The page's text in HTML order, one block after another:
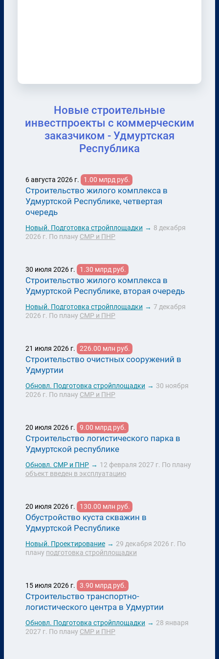
Новые строительные
инвестпроекты с коммерческим
заказчиком - Удмуртская
Республика
6 августа 2026 г. 1.00 млрд руб.
Строительство жилого комплекса в
Удмуртской Республике, четвертая
очередь
Новый. Подготовка стройплощадки → 8 декабря
2026 г. По плану СМР и ПНР
30 июля 2026 г. 1.30 млрд руб.
Строительство жилого комплекса в
Удмуртской Республике, вторая очередь
Новый. Подготовка стройплощадки → 7 декабря
2026 г. По плану СМР и ПНР
21 июля 2026 г. 226.00 млн руб.
Строительство очистных сооружений в
Удмуртии
Обновл. Подготовка стройплощадки → 30 ноября
2026 г. По плану СМР и ПНР
20 июля 2026 г. 9.00 млрд руб.
Строительство логистического парка в
Удмуртской республике
Обновл. СМР и ПНР → 12 февраля 2027 г. По плану
объект введен в эксплуатацию
20 июля 2026 г. 130.00 млн руб.
Обустройство куста скважин в
Удмуртской Республике
Новый. Проектирование → 29 декабря 2026 г. По
плану подготовка стройплощадки
15 июля 2026 г. 3.90 млрд руб.
Строительство транспортно-
логистического центра в Удмуртии
Обновл. Подготовка стройплощадки → 28 января
2027 г. По плану СМР и ПНР